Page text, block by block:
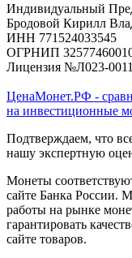
Индивидуальный
Бродовой Кирилл
ИНН 771524033545
ОГРНИП
Лицензия №Л023-
ЦенаМонет.РФ -
на инвестиционные
Подтверждаем, что
нашу экспертную
Монеты
сайте Банка России.
работы на рынке
гарантировать
сайте товаров.